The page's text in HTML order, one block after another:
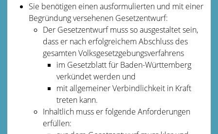
Sie benötigen einen ausformulierten und mit einer
Begründung versehenen Gesetzentwurf:
Der Gesetzentwurf muss so ausgestaltet sein,
dass er nach erfolgreichem Abschluss des
gesamten Volksgesetzgebungsverfahrens
im Gesetzblatt für Baden-Württemberg
verkündet werden und
mit allgemeiner Verbindlichkeit in Kraft
treten kann.
Inhaltlich muss er folgende Anforderungen
erfüllen: